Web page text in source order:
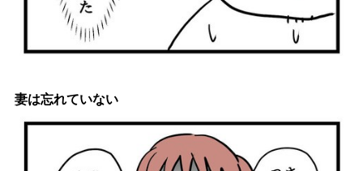
妻は忘れていない